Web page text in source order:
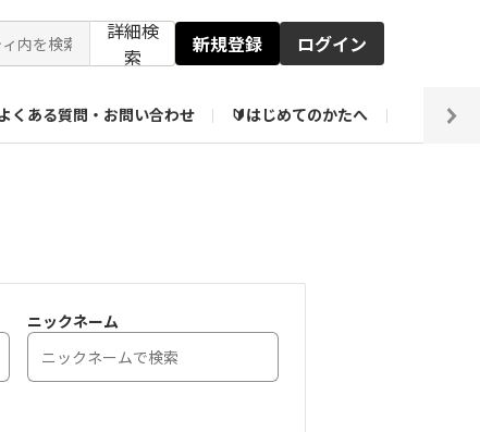
詳細検
索
新規登録 ログイン
くある質問・お問い合わせ 🔰はじめてのかたへ 編集
ニックネーム